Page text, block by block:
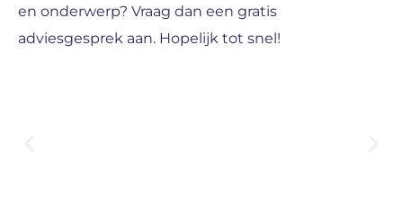
en onderwerp? Vraag dan een gratis
adviesgesprek aan. Hopelijk tot snel!